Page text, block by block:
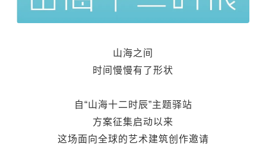
山海之间
时间慢慢有了形状
自“山海十二时辰”主题驿站
方案征集启动以来
这场面向全球的艺术建筑创作邀请